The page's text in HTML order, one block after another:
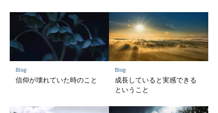
Blog
信仰が壊れていた時のこと
Blog
成長していると実感できる
ということ